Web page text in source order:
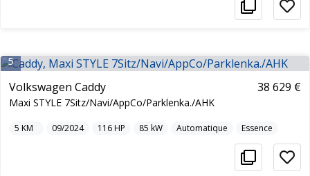
5
Volkswagen Caddy
Maxi STYLE 7Sitz/Navi/AppCo/Parklenka./AHK
38 629 €
5 KM 09/2024 116HP 85 kW Automatique Essence